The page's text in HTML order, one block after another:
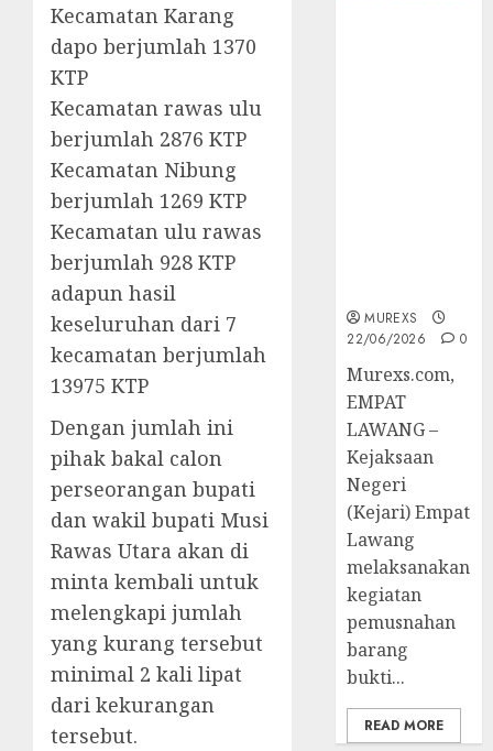
Kecamatan Karang
dapo berjumlah 1370
KTP
Kecamatan rawas ulu
berjumlah 2876 KTP
Kecamatan Nibung
berjumlah 1269 KTP
Kecamatan ulu rawas
berjumlah 928 KTP
adapun hasil
keseluruhan dari 7
kecamatan berjumlah
13975 KTP
Dengan jumlah ini
pihak bakal calon
perseorangan bupati
dan wakil bupati Musi
Rawas Utara akan di
minta kembali untuk
melengkapi jumlah
yang kurang tersebut
minimal 2 kali lipat
dari kekurangan
tersebut.
MUREXS
22/06/2026
0
‎Murexs.com,
EMPAT
LAWANG –
Kejaksaan
Negeri
(Kejari) Empat
Lawang
melaksanakan
kegiatan
pemusnahan
barang
bukti...
READ MORE